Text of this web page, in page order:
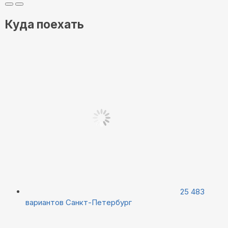
Куда поехать
25 483
вариантов Санкт-Петербург